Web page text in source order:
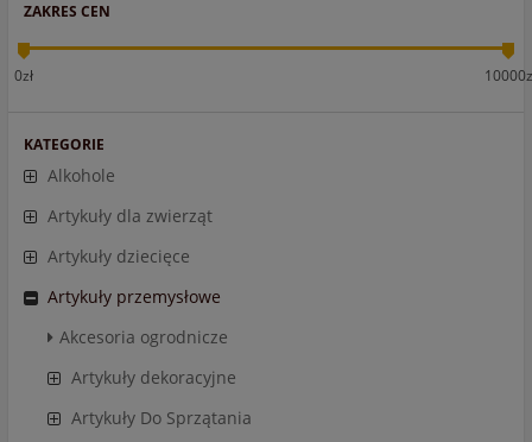
ZAKRES CEN
0zł
KATEGORIE
Alkohole
Artykuły dla zwierząt
Artykuły dziecięce
Artykuły przemysłowe
Akcesoria ogrodnicze
Artykuły dekoracyjne
Artykuły Do Sprzątania